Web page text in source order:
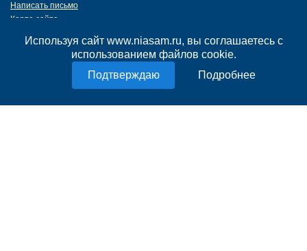
Используя сайт www.niasam.ru, вы соглашаетесь с
использованием файлов cookie.
Подробнее
Написать письмо
Карта сайта
Политика конфиденциальности
Согласие на обработку персональных данных